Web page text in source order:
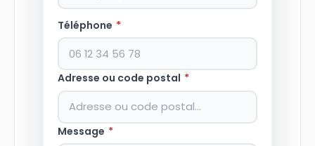
Téléphone *
Adresse ou code postal *
Message *